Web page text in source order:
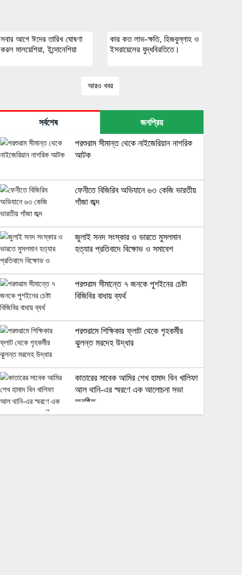
সবার আগে ঈদের তারিখ ঘোষণা
করল মালয়েশিয়া, ইন্দোনেশিয়া
কার কত লাভ-ক্ষতি, হিজবুল্লাহ ও
ইসরায়েলের যুদ্ধবিরতিতে।
আরও খবর
সর্বশেষ জনপ্রিয়
পরশুরাম সীমান্ত থেকে নাইজেরিয়ান নাগরিক
আটক
ফেনীতে বিজিরিব অভিযানে ৬৩ কেজি ভারতীয়
গাঁজা জব্দ
জুলাই সনদ সংস্কার ও ভারতে মুসলমান
হত্যার প্রতিবাদে বিক্ষোভ ও সমাবেশ
পরশুরাম সীমান্তে ৭ জনকে পুশইনের চেষ্টা
বিজিবির বাধায় ব্যর্থ
পরশুরামে শিক্ষিকার ফ্লাট থেকে গৃহকর্মীর
ঝুলন্ত মরদেহ উদ্ধার
কাতারের সাবেক আমির শেখ হামাদ বিন খালিফা
আল থানি-এর স্মরণে এক আলোচনা সভা
অনুষ্ঠিত